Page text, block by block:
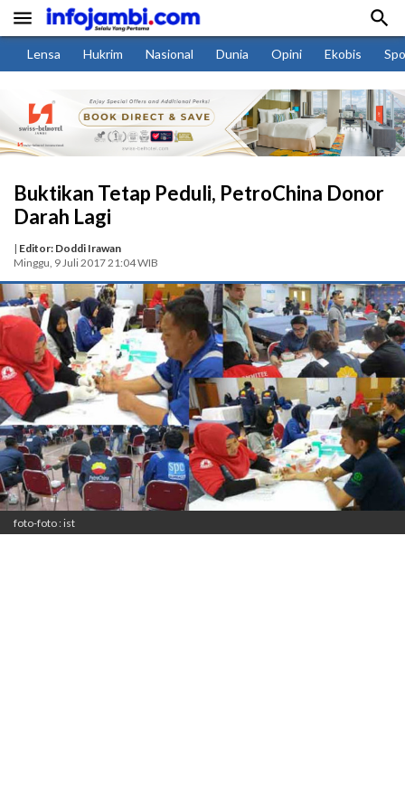
 
Lensa Hukrim Nasional Dunia Opini Ekobis
Buktikan Tetap Peduli, PetroChina Donor
Darah Lagi
| Editor: Doddi Irawan
Minggu, 9 Juli 2017 21:04 WIB
foto-foto : ist